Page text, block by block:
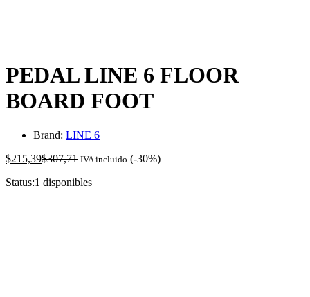
PEDAL LINE 6 FLOOR
BOARD FOOT
Brand: LINE 6
$215,39$307,71 IVA incluido (-30%)
Status:1 disponibles